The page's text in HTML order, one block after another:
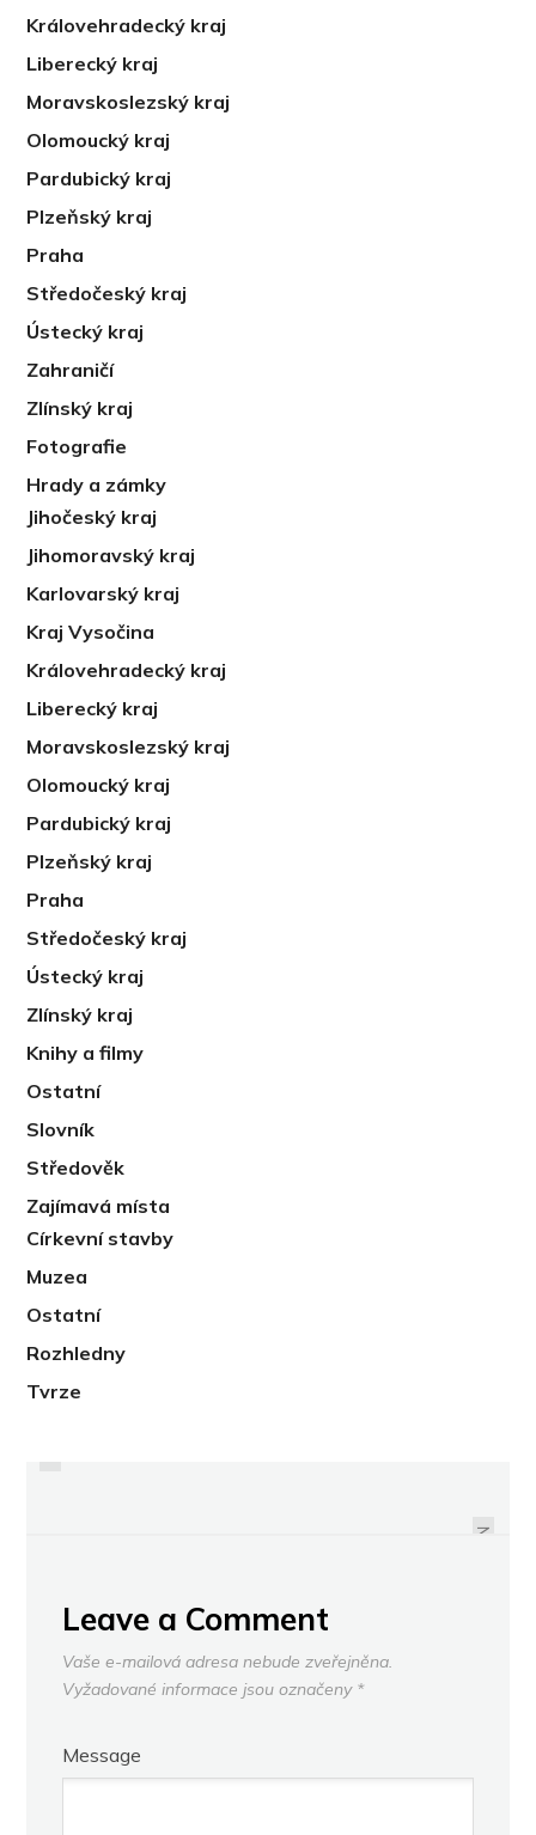
Královehradecký kraj
Liberecký kraj
Moravskoslezský kraj
Olomoucký kraj
Pardubický kraj
Plzeňský kraj
Praha
Středočeský kraj
Ústecký kraj
Zahraničí
Zlínský kraj
Fotografie
Hrady a zámky
Jihočeský kraj
Jihomoravský kraj
Karlovarský kraj
Kraj Vysočina
Královehradecký kraj
Liberecký kraj
Moravskoslezský kraj
Olomoucký kraj
Pardubický kraj
Plzeňský kraj
Praha
Středočeský kraj
Ústecký kraj
Zlínský kraj
Knihy a filmy
Ostatní
Slovník
Středověk
Zajímavá místa
Církevní stavby
Muzea
Ostatní
Rozhledny
Tvrze
PREVIOUS
NEXT
Leave a Comment
Vaše e-mailová adresa nebude zveřejněna.
Vyžadované informace jsou označeny *
Message